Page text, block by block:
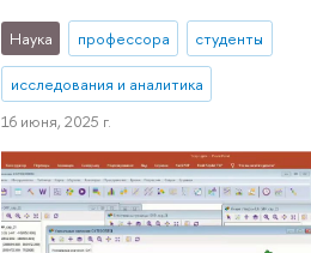
Наука профессора студенты
исследования и аналитика
16 июня, 2025 г.